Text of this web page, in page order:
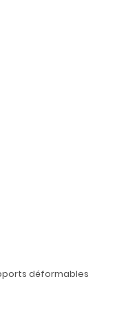
déformables